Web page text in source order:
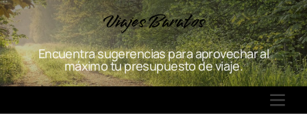
S
k
i
p
t
o
Viajes Baratos
Encuentra sugerencias para aprovechar al
máximo tu presupuesto de viaje.
M
E